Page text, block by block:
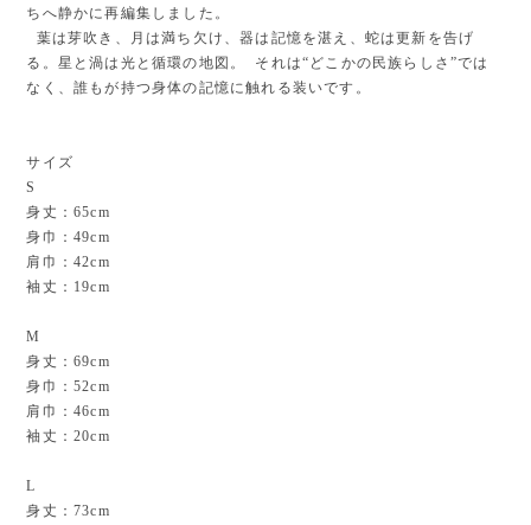
ちへ静かに再編集しました。
葉は芽吹き、月は満ち欠け、器は記憶を湛え、蛇は更新を告げ
る。星と渦は光と循環の地図。 それは“どこかの民族らしさ”では
なく、誰もが持つ身体の記憶に触れる装いです。
サイズ
S
身丈：65cm
身巾：49cm
肩巾：42cm
袖丈：19cm
M
身丈：69cm
身巾：52cm
肩巾：46cm
袖丈：20cm
L
身丈：73cm